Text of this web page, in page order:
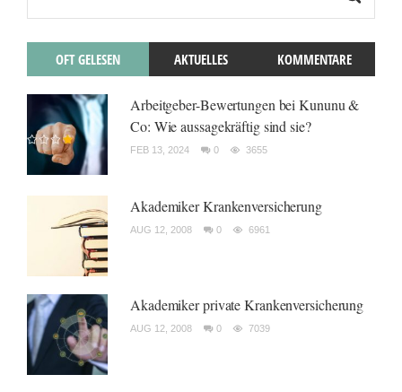
OFT GELESEN AKTUELLES KOMMENTARE
Arbeitgeber-Bewertungen bei Kununu &
Co: Wie aussagekräftig sind sie?
FEB 13, 2024 0 3655
Akademiker Krankenversicherung
AUG 12, 2008 0 6961
Akademiker private Krankenversicherung
AUG 12, 2008 0 7039